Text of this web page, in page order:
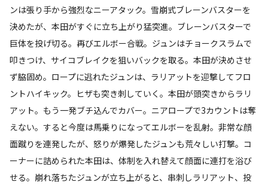
ンは張り手から強烈なニーアタック。雪崩式ブレーンバスターを
決めたが、本田がすぐに立ち上がり猛突進。ブレーンバスターで
巨体を投げ切る。再びエルボー合戦。ジュンはチョークスラムで
叩きつけ、サイコブレイクを狙いバックを取る。本田が決めさせ
ず脇固め。ロープに逃れたジュンは、ラリアットを迎撃してフロ
ントハイキック。ヒザも突き刺していく。本田が頭突きからラリ
アット。もう一発ブチ込んでカバー。ニアロープで3カウントは奪
えない。すると今度は馬乗りになってエルボーを乱射。非常な顔
面蹴りを連発したが、怒りが爆発したジュンも荒々しい打撃。コ
ーナーに詰められた本田は、体制を入れ替えて顔面に連打を浴び
せる。崩れ落ちたジュンが立ち上がると、串刺しラリアット、投